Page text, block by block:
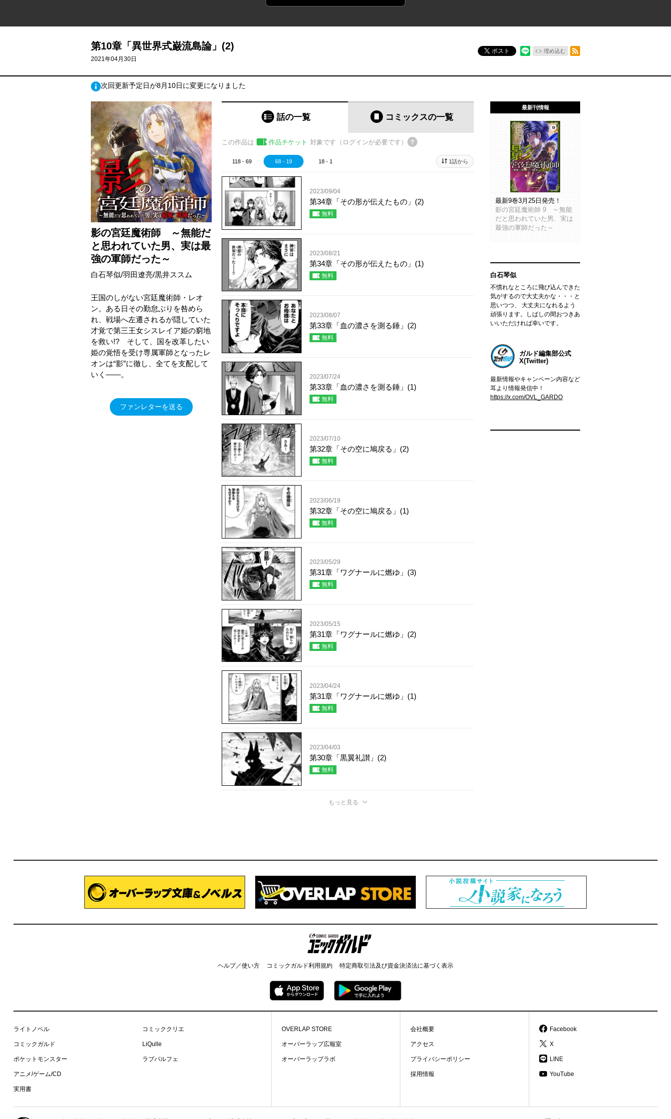
第10章「異世界式巌流島論」(2)
2021年04月30日
ポスト 埋め込む
次回更新予定日が8月10日に変更になりました
影の宮廷魔術師 ～無能だ
と思われていた男、実は最
強の軍師だった～
白石琴似/羽田遼亮/黒井ススム
王国のしがない宮廷魔術師・レオ
ン。ある日その勤怠ぶりを咎めら
れ、戦場へ左遷されるが隠していた
才覚で第三王女シスレイア姫の窮地
を救い!? そして、国を改革したい
姫の覚悟を受け専属軍師となったレ
オンは“影”に徹し、全てを支配して
いく――。
ファンレターを送る
話の一覧 コミックスの一覧
この作品は 作品チケット 対象です（ログインが必要です）
118 - 69 68 - 19 18 - 1 1話から
2023/09/04
第34章「その形が伝えたもの」(2)
無料
2023/08/21
第34章「その形が伝えたもの」(1)
無料
2023/08/07
第33章「血の濃さを測る錘」(2)
無料
2023/07/24
第33章「血の濃さを測る錘」(1)
無料
2023/07/10
第32章「その空に鳩戻る」(2)
無料
2023/06/19
第32章「その空に鳩戻る」(1)
無料
2023/05/29
第31章「ワグナールに燃ゆ」(3)
無料
2023/05/15
第31章「ワグナールに燃ゆ」(2)
無料
2023/04/24
第31章「ワグナールに燃ゆ」(1)
無料
2023/04/03
第30章「黒翼礼讃」(2)
無料
もっと見る
最新刊情報
最新9巻3月25日発売！
影の宮廷魔術師 9 ～無能
だと思われていた男、実は
最強の軍師だった～
白石琴似
不慣れなところに飛び込んできた
気がするので大丈夫かな・・・と
思いつつ、 大丈夫になれるよう
頑張ります。しばしの間おつきあ
いいただければ幸いです。
ガルド編集部公式
X(Twitter)
最新情報やキャンペーン内容など
耳より情報発信中！
https://x.com/OVL_GARDO
コミックガルド
ヘルプ／使い方 コミックガルド利用規約 特定商取引法及び資金決済法に基づく表示
ライトノベル
コミックガルド
ポケットモンスター
アニメ/ゲーム/CD
実用書
コミッククリエ
LiQulle
ラブパルフェ
OVERLAP STORE
オーバーラップ広報室
オーバーラップラボ
会社概要
アクセス
プライバシーポリシー
採用情報
Facebook
X
LINE
YouTube